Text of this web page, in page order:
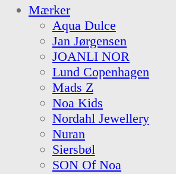
Mærker
Aqua Dulce
Jan Jørgensen
JOANLI NOR
Lund Copenhagen
Mads Z
Noa Kids
Nordahl Jewellery
Nuran
Siersbøl
SON Of Noa